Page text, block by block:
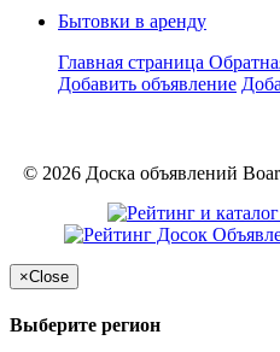
Бытовки в аренду
Главная страница
Добавить объявление
© 2026 Доска объявлений
×Close
Выберите регион